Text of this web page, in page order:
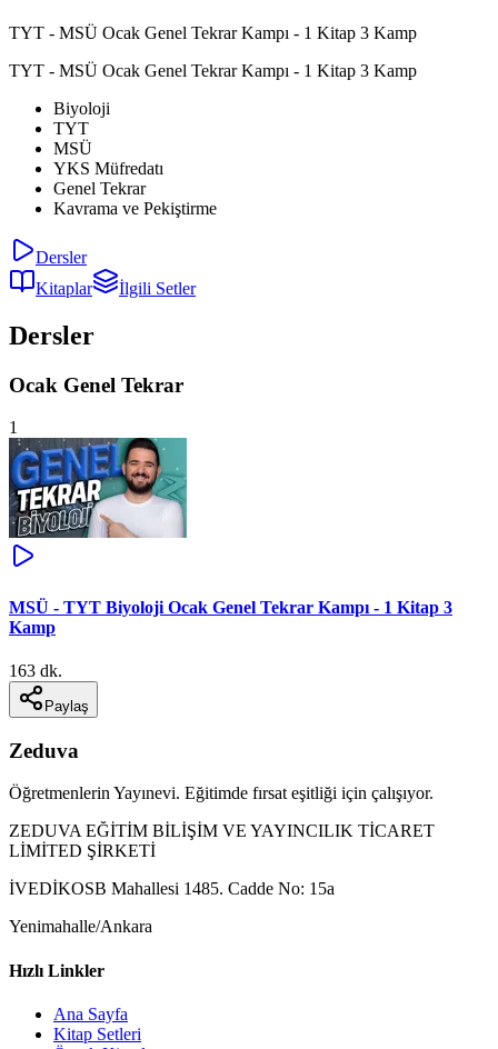
TYT - MSÜ Ocak Genel Tekrar Kampı - 1 Kitap 3 Kamp
TYT - MSÜ Ocak Genel Tekrar Kampı - 1 Kitap 3 Kamp
Biyoloji
TYT
MSÜ
YKS Müfredatı
Genel Tekrar
Kavrama ve Pekiştirme
Dersler
Kitaplar
İlgili Setler
Dersler
Ocak Genel Tekrar
1
MSÜ - TYT Biyoloji Ocak Genel Tekrar Kampı - 1 Kitap 3
Kamp
163 dk.
Paylaş
Zeduva
Öğretmenlerin Yayınevi. Eğitimde fırsat eşitliği için çalışıyor.
ZEDUVA EĞİTİM BİLİŞİM VE YAYINCILIK TİCARET
LİMİTED ŞİRKETİ
İVEDİKOSB Mahallesi 1485. Cadde No: 15a
Yenimahalle/Ankara
Hızlı Linkler
Ana Sayfa
Kitap Setleri